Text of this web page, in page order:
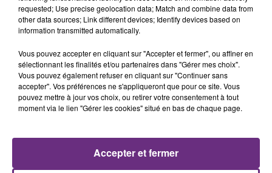
LA CENTRALE NUCLÉAIRE DE CHOOZ
TOUJOURS À L'ARRÊT
Cela fait déjà une semaine que la centrale
justifiée par la sécheresse intense qui est toujours
requested; Use precise geolocation data; Match and combine data from
other data sources; Link different devices; Identify devices based on
information transmitted automatically.
Vous pouvez accepter en cliquant sur "Accepter et fermer", ou affiner en
sélectionnant les finalités et/ou partenaires dans "Gérer mes choix".
Vous pouvez également refuser en cliquant sur "Continuer sans
accepter". Vos préférences ne s'appliqueront que pour ce site. Vous
pouvez mettre à jour vos choix, ou retirer votre consentement à tout
moment via le lien "Gérer les cookies" situé en bas de chaque page.
Accepter et fermer